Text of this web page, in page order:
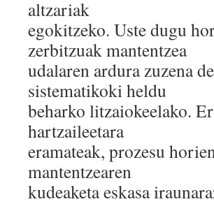
altzariak
egokitzeko. Uste dugu
zerbitzuak mantentzea
udalaren ardura zuzena
sistematikoki heldu
beharko litzaiokeelako.
hartzaileetara
eramateak, prozesu
mantentzearen
kudeaketa eskasa